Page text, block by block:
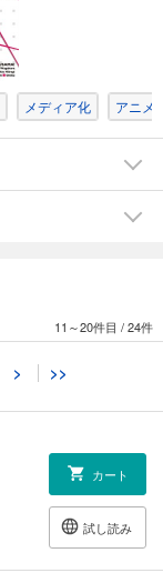
メディア化 アニメ
11～20件目 /24件
> >>
カート
試し読み
カート
試し読み